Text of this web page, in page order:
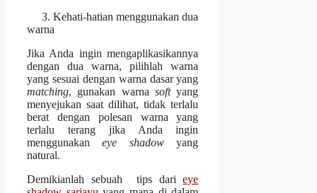
3. Kehati-hatian menggunakan dua
warna
Jika Anda ingin mengaplikasikannya
dengan dua warna, pilihlah warna
yang sesuai dengan warna dasar yang
matching, gunakan warnasoftyang
menyejukan saat dilihat, tidak terlalu
berat dengan polesan warna yang
terlalu terang jika Anda ingin
menggunakaneye shadowyang
natural.
Demikianlah sebuah tips darieye